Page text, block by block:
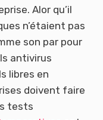
Alor qu’il
n’étaient pas
son par pour
antivirus
libres en
doivent faire
tests